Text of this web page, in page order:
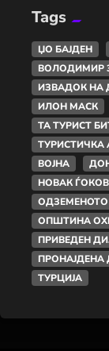
Tags
ЏО БАЈДЕН
ВОЛОДИМИР
ИЗВАДОК НА
ИЛОН МАСК
ТА ТУРИСТ
ТУРИСТИЧКА
ВОЈНА
НОВАК
ОДЗЕМЕНОТО
ОПШТИНА
ПРИВЕДЕН
ПРОНАЈДЕНА
ТУРЦИЈА